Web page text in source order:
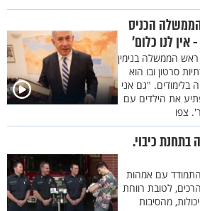
הכניס
לנו כלום’
הממשלה בנימין
סרטון ובו הוא
בלימודים. "גם אני
את הילדים עם
צפו
כיבוי.
עם אמהות
לטובת רווחת
מהסיבות